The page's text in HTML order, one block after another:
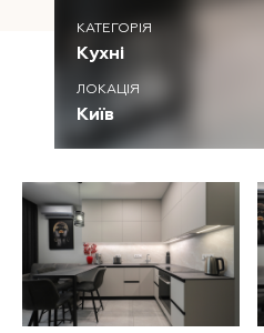
КАТЕГОРІЯ
Кухні
ЛОКАЦІЯ
Київ